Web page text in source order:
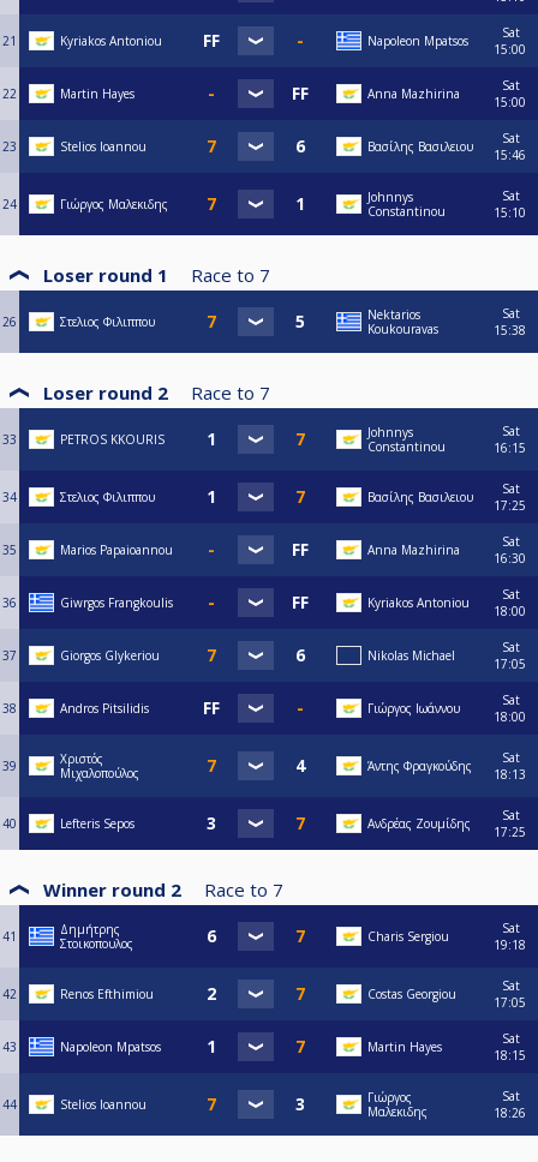
21 Kyriakos Antoniou Napoleon Mpatsos
Sat
15:00
22 Martin Hayes Anna Mazhirina
Sat
15:00
23 Stelios Ioannou Βασίλης Βασιλειου
Sat
15:46
24 Γιώργος Μαλεκιδης
Johnnys
Constantinou
Sat
15:10
Loser round 1 Race to 7
26 Στελιος Φιλιππου
Nektarios
Koukouravas
Sat
15:38
Loser round 2 Race to 7
33 PETROS KKOURIS
Johnnys
Constantinou
Sat
16:15
34 Στελιος Φιλιππου Βασίλης Βασιλειου
Sat
17:25
35 Marios Papaioannou Anna Mazhirina
Sat
16:30
36 Giwrgos Frangkoulis Kyriakos Antoniou
Sat
18:00
37 Giorgos Glykeriou Nikolas Michael
Sat
17:05
38 Andros Pitsilidis Γιώργος Ιωάννου
Sat
18:00
39
Χριστός
Μιχαλοπούλος
Άντης Φραγκούδης
Sat
18:13
40 Lefteris Sepos Ανδρέας Ζουμίδης
Sat
17:25
Winner round 2 Race to 7
41
Δημήτρης
Στοικοπουλος
Charis Sergiou
Sat
19:18
42 Renos Efthimiou Costas Georgiou
Sat
17:05
43 Napoleon Mpatsos Martin Hayes
Sat
18:15
44 Stelios Ioannou
Γιώργος
Μαλεκιδης
Sat
18:26